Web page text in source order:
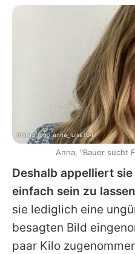
Deshalb appelliert
einfach sein zu
sie lediglich eine
besagten Bild
paar Kilo
Instagram / anna_luisa164
Anna, "Bauer sucht